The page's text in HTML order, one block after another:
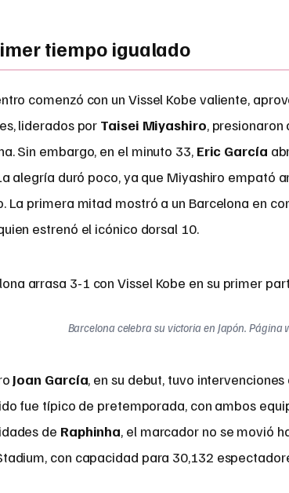
tiempo igualado
comenzó con un Vissel Kobe valiente,
liderados por Taisei Miyashiro,
Sin embargo, en el minuto 33, Eric García
alegría duró poco, ya que Miyashiro empató
La primera mitad mostró a un Barcelona en
estrenó el icónico dorsal 10.
Barcelona celebra su victoria en Japón. Página
Joan García, en su debut, tuvo
fue típico de pretemporada, con ambos
de Raphinha, el marcador no se movió
con capacidad para 30,132